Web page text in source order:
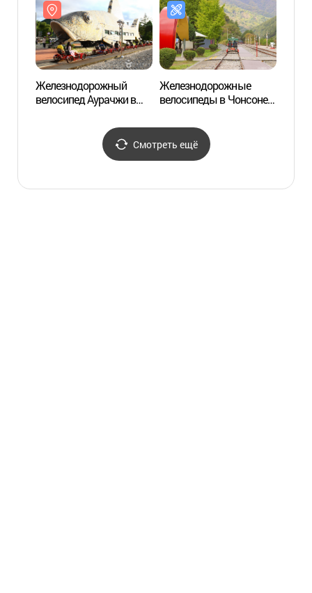
Железнодорожный
велосипед Аурачжи в
Железнодорожные
велосипеды в Чонсоне
Смотреть ещё